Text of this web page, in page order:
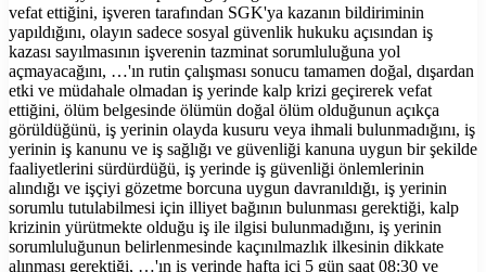
vefat ettiğini, işveren tarafından SGK'ya kazanın bildiriminin
yapıldığını, olayın sadece sosyal güvenlik hukuku açısından iş
kazası sayılmasının işverenin tazminat sorumluluğuna yol
açmayacağını, …'ın rutin çalışması sonucu tamamen doğal, dışardan
etki ve müdahale olmadan iş yerinde kalp krizi geçirerek vefat
ettiğini, ölüm belgesinde ölümün doğal ölüm olduğunun açıkça
görüldüğünü, iş yerinin olayda kusuru veya ihmali bulunmadığını, iş
yerinin iş kanunu ve iş sağlığı ve güvenliği kanuna uygun bir şekilde
faaliyetlerini sürdürdüğü, iş yerinde iş güvenliği önlemlerinin
alındığı ve işçiyi gözetme borcuna uygun davranıldığı, iş yerinin
sorumlu tutulabilmesi için illiyet bağının bulunması gerektiği, kalp
krizinin yürütmekte olduğu iş ile ilgisi bulunmadığını, iş yerinin
sorumluluğunun belirlenmesinde kaçınılmazlık ilkesinin dikkate
alınması gerektiği, …'ın iş yerinde hafta içi 5 gün saat 08:30 ve